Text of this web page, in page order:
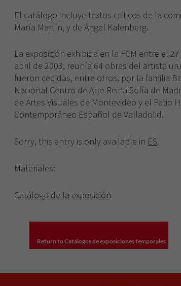
El catálogo incluye textos críticos de la
María Martín, y de Ángel Kalenberg.
La exposición exhibida en la FCM entre el
abril de 2003, reunía 64 obras del artista
fueron cedidas, entre otros, por la familia
Nacional Centro de Arte Reina Sofía de
de Artes Visuales de Montevideo y el Patio
Contemporáneo Español de Valladolid.
Sorry, this entry is only available in ES.
Materiales:
Catálogo de la exposición
Return to Catálogos de exposiciones temporales